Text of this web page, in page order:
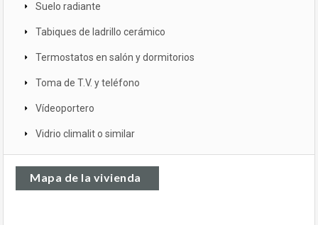
Suelo radiante
Tabiques de ladrillo cerámico
Termostatos en salón y dormitorios
Toma de T.V. y teléfono
Vídeoportero
Vidrio climalit o similar
Mapa de la vivienda